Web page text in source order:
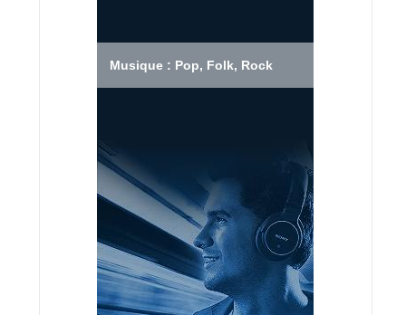
Musique : Pop, Folk, Rock